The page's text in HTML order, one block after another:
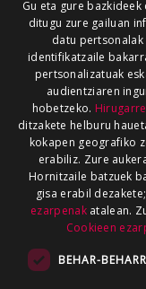
Gu eta gure
ditugu zure gailuan
datu
identifikatzaile
pertsonalizatuak
audientziaren
hobetzeko.
ditzakete helburu
kokapen geografiko
erabiliz. Zure
Hornitzaile batzuek
gisa erabil
ezarpenakatalean.
Cookieen
BEHAR-